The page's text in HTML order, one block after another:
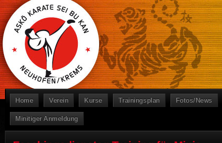
Home Verein Kurse Trainingsplan Fotos/News
Minitiger Anmeldung